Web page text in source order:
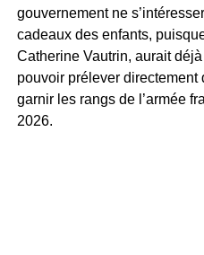
gouvernement ne
cadeaux des enfants,
Catherine Vautrin, aurait
pouvoir prélever directement
garnir les rangs de l’armée
2026.